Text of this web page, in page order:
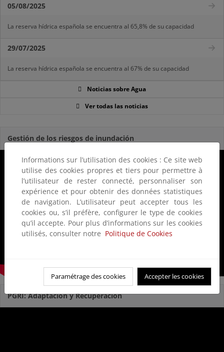
05/08/2025
La reserva hídrica española se encuentra al 65,8% de su capacidad
29/07/2025
La reserva hídrica española se encuentra al 67% de su capacidad
Noticias sobre Agua
Ver todas las noticias
Gestión de los riesgos de inundación
PGRI: Adaptación y Recuperación
Informations sur l’utilisation des cookies : Ce site web
utilise des cookies propres et tiers pour permettre à
l’utilisateur de rester connecté, personnaliser son
expérience et pour obtenir des données statistiques
de navigation. L’utilisateur peut accepter tous les
cookies ou, s’il préfère, configurer le type de cookies
qu’il accepte. Pour plus d’informations sur les cookies
utilisés, consulter notre Politique de Cookies
Paramétrage des cookies Accepter les cookies